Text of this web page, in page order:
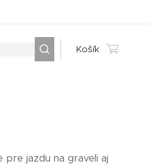
Košík
pre jazdu na graveli aj